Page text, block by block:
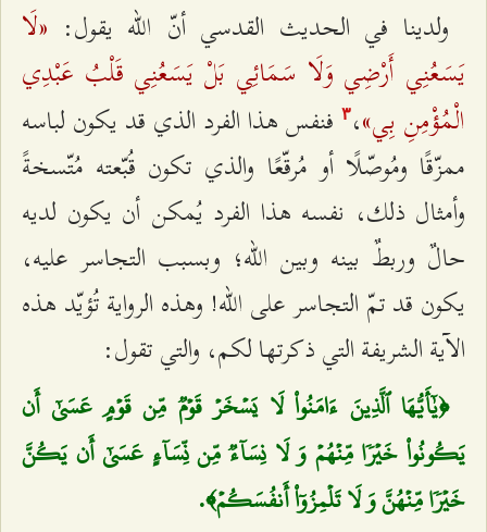
ولدينا في الحديث القدسي أنّ الله يقول: «لَا
يَسَعُنِي أَرْضِي‌ وَلَا سَمَائِي‌ بَلْ يَسَعُنِي قَلْبُ عَبْدِي
الْمُؤْمِنِ بِي‌»،٣ فنفس هذا الفرد الذي قد يكون لباسه
ممزّقًا ومُوصّلًا أو مُرقّعًا والذي تكون قُبّعته مُتّسخةً
وأمثال ذلك، نفسه هذا الفرد يُمكن أن يكون لديه
حالٌ وربطٌ بينه وبين الله؛ وبسبب التجاسر عليه،
يكون قد تمّ التجاسر على الله! وهذه الرواية تُؤيّد هذه
الآية الشريفة التي ذكرتها لكم، والتي تقول:
﴿يٰٓأَيُّهَا ٱلَّذِينَ ءَامَنُواْ لَا يَسۡخَرۡ قَوۡمٞ مِّن قَوۡمٍ عَسَىٰٓ أَن
يَكُونُواْ خَيۡرٗا مِّنۡهُمۡ وَ لَا نِسَآءٞ مِّن نِّسَآءٍ عَسَىٰٓ أَن يَكُنَّ
خَيۡرٗا مِّنۡهُنَّ وَ لَا تَلۡمِزُوٓاْ أَنفُسَكُمۡ﴾.